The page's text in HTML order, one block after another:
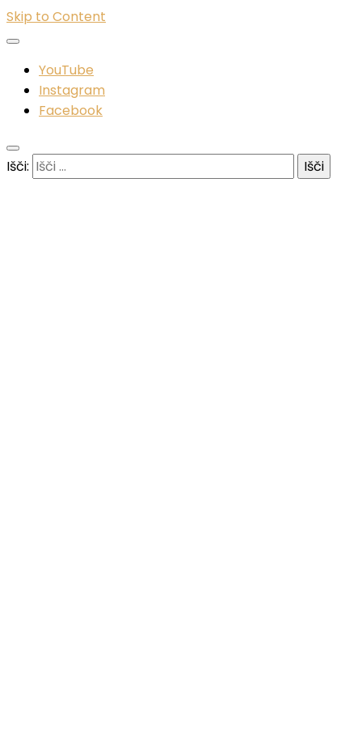
Skip to Content
YouTube
Instagram
Facebook
Išči: